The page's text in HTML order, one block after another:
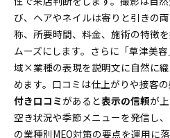
び、ヘアやネイルは寄りと引きの
称、所要時間、料金、施術の特徴
ムーズにします。さらに「草津美
域×業種の表現を説明文に自然に
めます。口コミは仕上がりや接客の
付き口コミがあると表示の信頼が
空き状況や季節メニューを発信し
の業種別MEO対策の要点を運用に落